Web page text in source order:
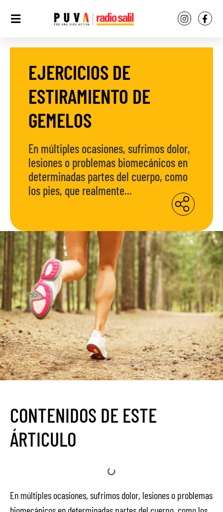
EJERCICIOS DE
ESTIRAMIENTO DE
GEMELOS
En múltiples ocasiones, sufrimos dolor,
lesiones o problemas biomecánicos en
determinadas partes del cuerpo, como
los pies, que realmente...
CONTENIDOS DE ESTE
ÁRTICULO
En múltiples ocasiones, sufrimos dolor, lesiones o problemas